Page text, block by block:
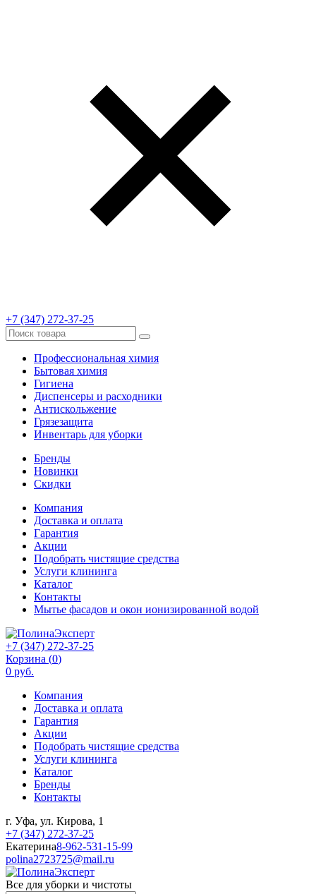
+7 (347) 272-37-25
Профессиональная химия
Бытовая химия
Гигиена
Диспенсеры и расходники
Антискольжение
Грязезащита
Инвентарь для уборки
Бренды
Новинки
Скидки
Компания
Доставка и оплата
Гарантия
Акции
Подобрать чистящие средства
Услуги клининга
Каталог
Контакты
Мытье фасадов и окон ионизированной водой
+7 (347) 272-37-25
Корзина (0)
0 руб.
Компания
Доставка и оплата
Гарантия
Акции
Подобрать чистящие средства
Услуги клининга
Каталог
Бренды
Контакты
г. Уфа, ул. Кирова, 1
+7 (347) 272-37-25
Екатерина8-962-531-15-99
polina2723725@mail.ru
Все для уборки и чистоты